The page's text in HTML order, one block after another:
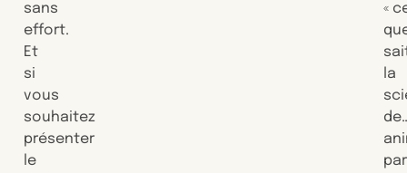
sans
effort.
Et
si
vous
souhaitez
présenter
le
«
la
par